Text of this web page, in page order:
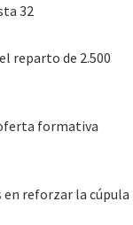
32
reparto de 2.500
formativa
en reforzar la cúpula